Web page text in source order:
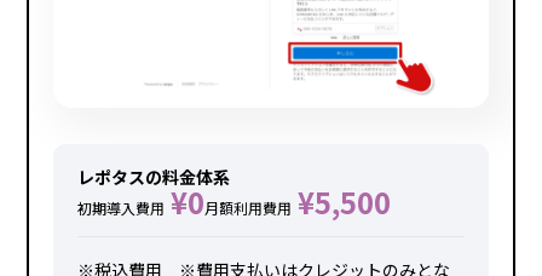
レポタスの料金体系
初期導入費用 ¥0月額利用費用 ¥5,500
※税込費用 ※費用支払いはクレジットのみとな